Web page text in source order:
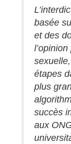
basée
et des
étapes
plus
succès
aux